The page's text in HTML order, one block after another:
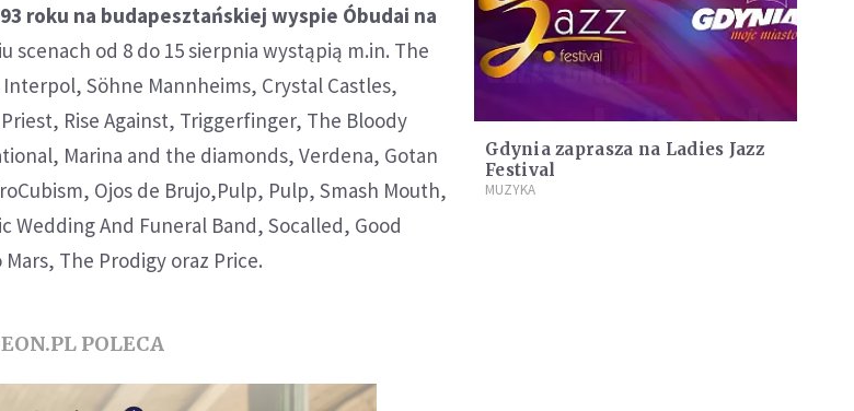
roku na budapesztańskiej wyspie Óbudai na
scenach od 8 do 15 sierpnia wystąpią m.in. The
Söhne Mannheims, Crystal Castles,
Rise Against, Triggerfinger, The Bloody
Marina and the diamonds, Verdena, Gotan
Ojos de Brujo,Pulp, Pulp, Smash Mouth,
Wedding And Funeral Band, Socalled, Good
The Prodigy oraz Price.
POLECA
Gdynia zaprasza na Ladies Jazz
Festival
MUZYKA